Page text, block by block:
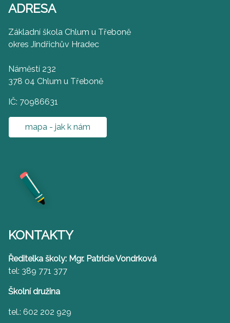
ADRESA
Základní škola Chlum u Třeboně
okres Jindřichův Hradec
Náměstí 232
378 04 Chlum u Třeboně
IČ: 70986631
mapa - jak k nám
KONTAKTY
Ředitelka školy: Mgr. Patricie Vondrková
tel: 389 771 377
Školní družina
tel.: 602 202 929